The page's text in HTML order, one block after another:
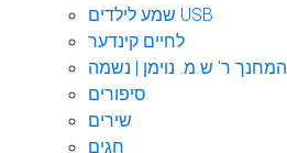
שמע לילדים USB
לחיים קינדער
המחנך ר' ש.מ. נוימן | נשמה
סיפורים
שירים
חגים